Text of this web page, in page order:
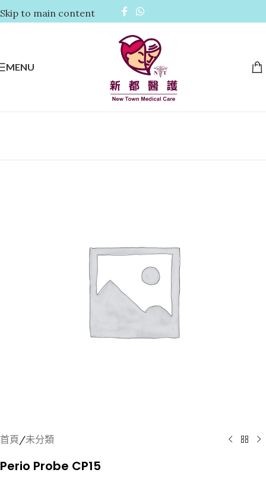
Skip to main content
MENU
首頁/未分類
Perio Probe CP15